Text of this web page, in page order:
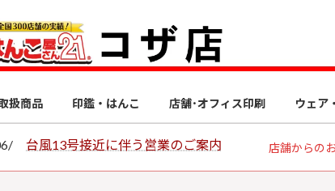
扱商品 印鑑・はんこ 店舗･オフィス印刷 ウェア
台風13号接近に伴う営業のご案内 店舗からの